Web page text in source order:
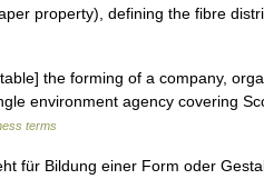
property), defining the fibre
the forming of a company,
environment agency covering
terms
für Bildung einer Form oder